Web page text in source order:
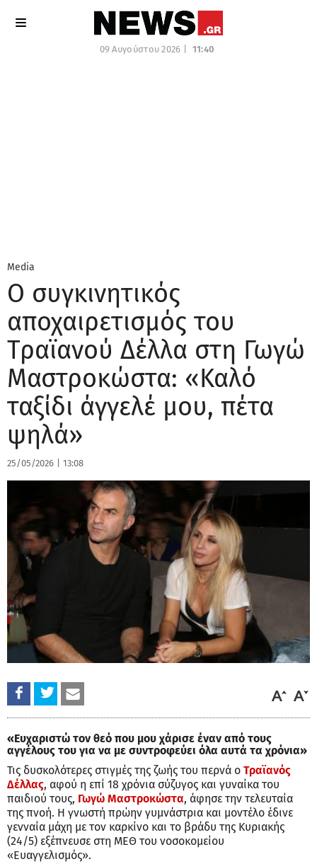
09 Αυγούστου 2026 | 11:40
Media
Ο συγκινητικός
αποχαιρετισμός του
Τραϊανού Δέλλα στη Γωγώ
Μαστροκώστα: «Καλό
ταξίδι άγγελέ μου, πέτα
ψηλά»
25/05/2026 13:08
«Ευχαριστώ τον θεό που μου χάρισε έναν από τους
αγγέλους του για να με συντροφεύει όλα αυτά τα χρόνια»
Τις δυσκολότερες στιγμές της ζωής του περνά ο Τραϊανός
Δέλλας, αφού η επί 18 χρόνια σύζυγος και γυναίκα του
παιδιού τους, Γωγώ Μαστροκώστα, άφησε την τελευταία
της πνοή. Η γνωστή πρώην γυμνάστρια και μοντέλο έδινε
γενναία μάχη με τον καρκίνο και το βράδυ της Κυριακής
(24/5) εξέπνευσε στη ΜΕΘ του νοσοκομείου
«Ευαγγελισμός».